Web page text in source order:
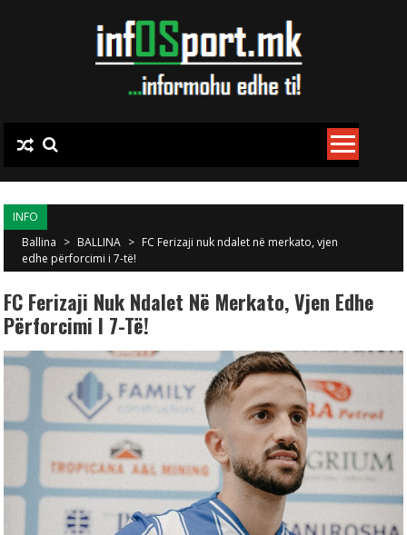
INFO
Ballina > BALLINA > FC Ferizaji nuk ndalet në merkato, vjen
edhe përforcimi i 7-të!
FC Ferizaji Nuk Ndalet Në Merkato, Vjen Edhe
Përforcimi I 7-Të!